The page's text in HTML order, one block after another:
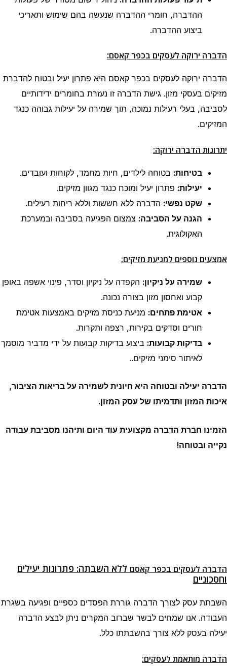
ההדברה, חומרי ההדברה שנעשה בהם שימוש ותאריכי
ביצוע ההדברה.
הדברה ירוקה לעסקים בכפר קאסם:
הדברה ירוקה לעסקים בכפר קאסם היא פתרון יעיל ובטוח להדברת
מזיקים בעסקי מזון. גישת הדברה זו נעזרת בחומרים ידידותיים
לסביבה, בעלי רעילות נמוכה, תוך שמירה על יעילות גבוהה כנגד
המזיקים.
יתרונות הדברה ירוקה:
בטיחות: בטוחה לילדים, חיות מחמד, לקוחות ועובדים.
יעילות: פתרון יעיל ומוכח כנגד מגוון מזיקים.
שקט נפשי: הדברה ללא חששות וללא ריחות רעילים.
הגנה על הסביבה: צמצום הפגיעה בסביבה ובמערכת
האקולוגית.
אמצעים נוספים למניעת מזיקים:
שמירה על ניקיון: הקפדה על ניקיון וסדר, פינוי אשפה באופן
קבוע ואחסון מזון בצורה נכונה.
אטימת פתחים: מניעת כניסת מזיקים באמצעות אטימת
חורים וסדקים בקירות, רצפה ותקרות.
בדיקות קבועות: ביצוע בדיקות קבועות על ידי מדביר מוסמך
לאיתור סימני מזיקים..
הדברה יעילה ובטוחה היא חיונית לשמירה על בריאות הציבור,
איכות המזון ותדמיתו של עסק המזון.
הזמינו חברת הדברה מקצועית עוד היום ותיהנו מסביבת עבודה
נקייה ובטוחה!
הדברה לעסקים בכפר קאסם ללא השבתה: פתרונות יעילים
וחסכוניים
השבתת עסק לצורך הדברה גוררת הפסדים כספיים ופגיעה בשגרת
העבודה. אנו שמחים לבשר שברוב המקרים ניתן לבצע הדברה
יעילה בעסק ללא צורך בהשבתתו כלל.
הדברה מותאמת לעסקים: